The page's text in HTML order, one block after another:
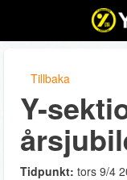
Tillbaka
Y-
Tidpunkt: tors 9/4